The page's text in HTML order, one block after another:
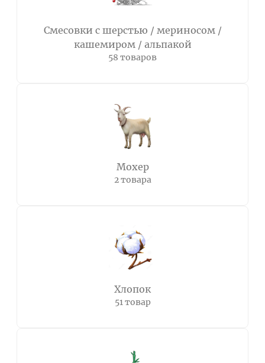
Смесовки с шерстью / мериносом /
кашемиром / альпакой
58 товаров
Мохер
2 товара
Хлопок
51 товар